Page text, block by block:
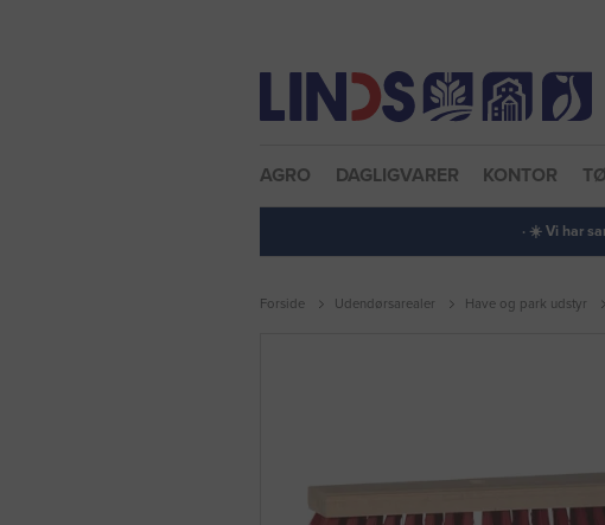
AGRO DAGLIGVARER KONTOR
· ☀️ Vi har
Forside Udendørsarealer Have og park udstyr